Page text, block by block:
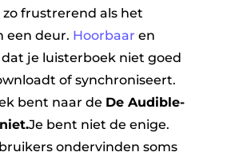
zo frustrerend als het
een deur. Hoorbaar en
je luisterboek niet goed
of synchroniseert.
bent naar de De Audible-
Je bent niet de enige.
ondervinden soms